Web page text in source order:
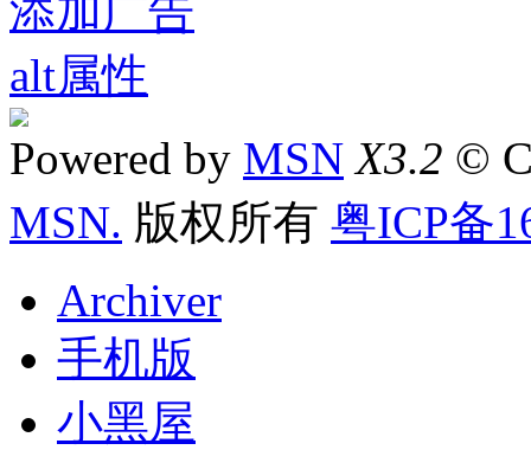
Powered by MSN X3.2 ©
MSN. 版权所有 粤ICP备
Archiver
手机版
小黑屋